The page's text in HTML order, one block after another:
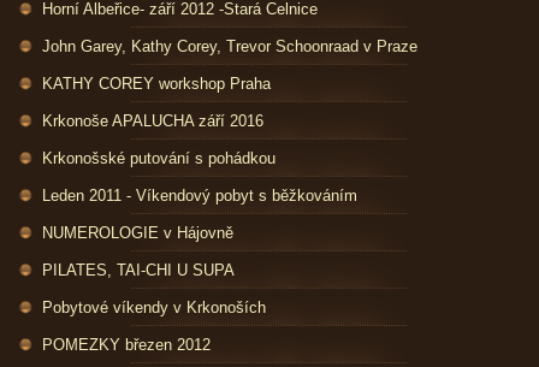
Horní Albeřice- září 2012 -Stará Celnice
John Garey, Kathy Corey, Trevor Schoonraad v Praze
KATHY COREY workshop Praha
Krkonoše APALUCHA září 2016
Krkonošské putování s pohádkou
Leden 2011 - Víkendový pobyt s běžkováním
NUMEROLOGIE v Hájovně
PILATES, TAI-CHI U SUPA
Pobytové víkendy v Krkonoších
POMEZKY březen 2012